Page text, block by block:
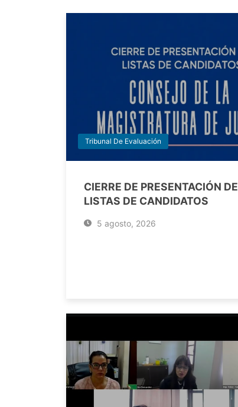
Tribunal De Evaluación
CIERRE DE PRESENTACIÓN DE
LISTAS DE CANDIDATOS
5 agosto, 2026